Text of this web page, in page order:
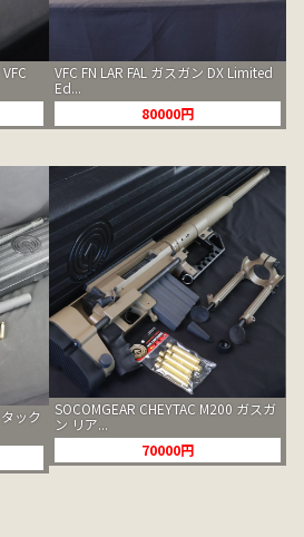
VFC FN LAR FAL ガスガン DX Limited
Ed...
80000円
ック
SOCOMGEAR CHEYTAC M200 ガスガ
ン リア...
70000円